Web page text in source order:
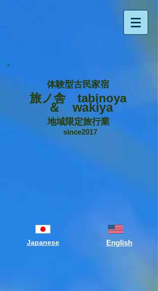
体験型古民家宿
旅ノ舎 tabinoya
＆ wakiya
地域限定旅行業
since2017
Japanese English